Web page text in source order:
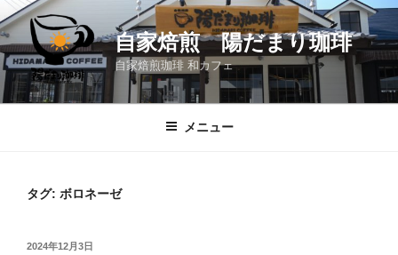
ン
テ
ン
ツ
自家焙煎 陽だまり珈琲
自家焙煎珈琲 和カフェ
メニュー
タグ: ボロネーゼ
投
2024年12月3日